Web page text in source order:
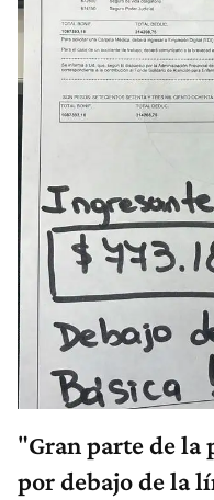
"Gran parte de la
por debajo de la